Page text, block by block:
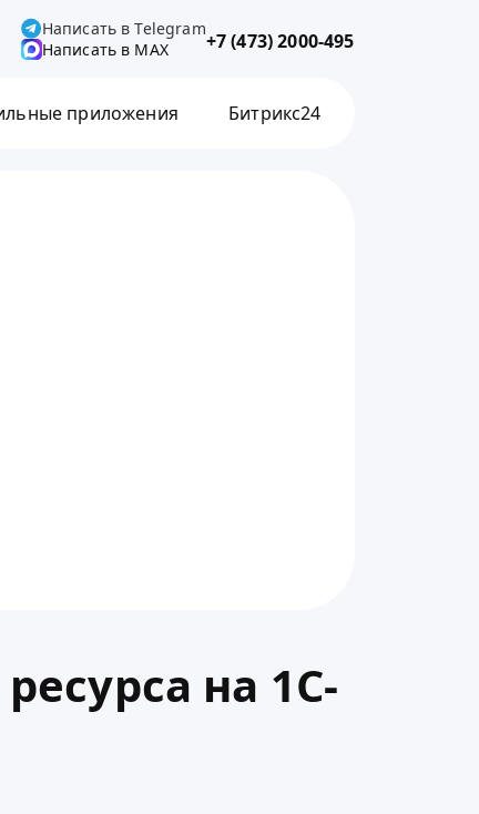
Написать в Telegram
Написать в MAX
+7 (473) 2000-495
приложения Битрикс24
на 1С-